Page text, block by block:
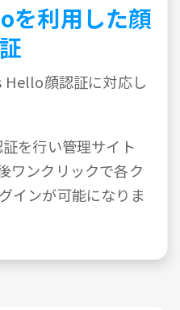
利用した顔
顔認証に対応し
を行い管理サイト
ワンクリックで各ク
インが可能になりま